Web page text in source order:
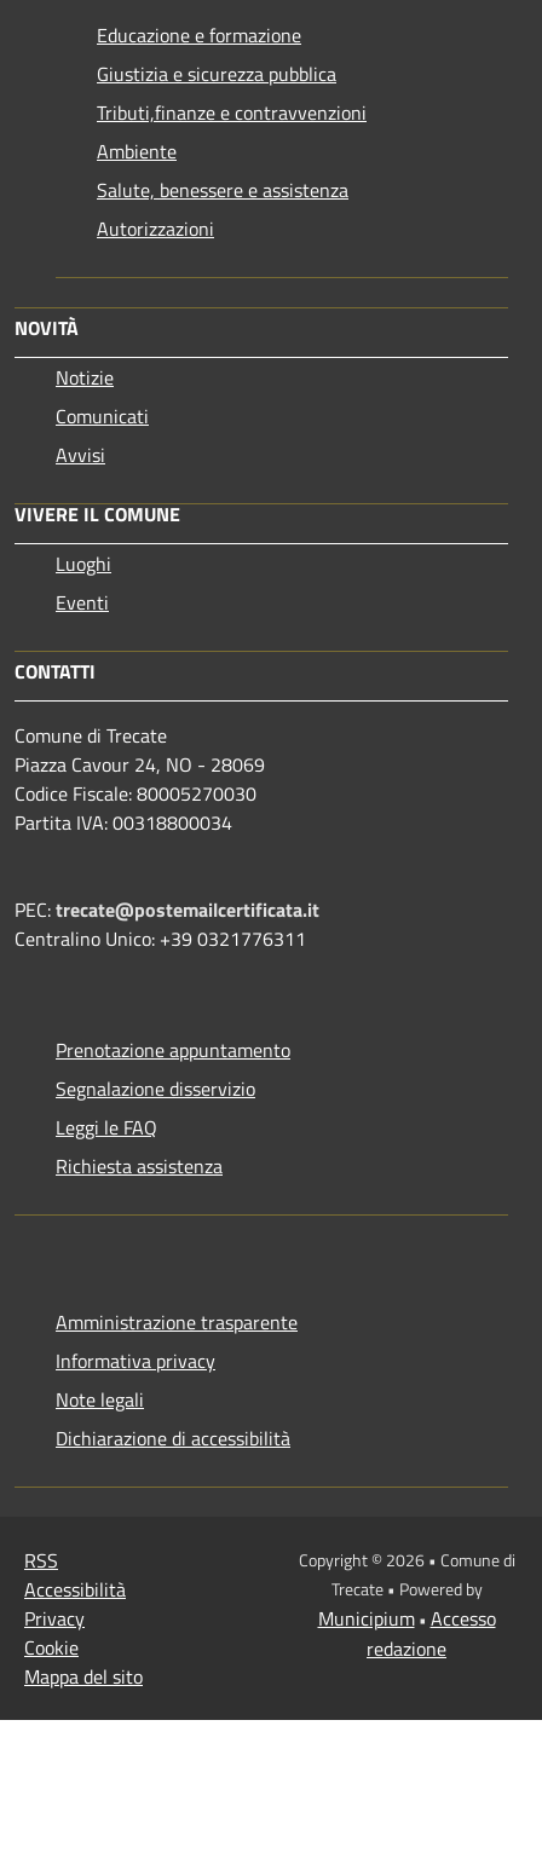
Educazione e formazione
Giustizia e sicurezza pubblica
Tributi,finanze e contravvenzioni
Ambiente
Salute, benessere e assistenza
Autorizzazioni
NOVITÀ
Notizie
Comunicati
Avvisi
VIVERE IL COMUNE
Luoghi
Eventi
CONTATTI
Comune di Trecate
Piazza Cavour 24, NO - 28069
Codice Fiscale: 80005270030
Partita IVA: 00318800034
PEC:trecate@postemailcertificata.it
Centralino Unico: +39 0321776311
Prenotazione appuntamento
Segnalazione disservizio
Leggi le FAQ
Richiesta assistenza
Amministrazione trasparente
Informativa privacy
Note legali
Dichiarazione di accessibilità
RSS
Accessibilità
Privacy
Cookie
Mappa del sito
Copyright © 2026 • Comune di
Trecate • Powered by
Municipium• Accesso
redazione